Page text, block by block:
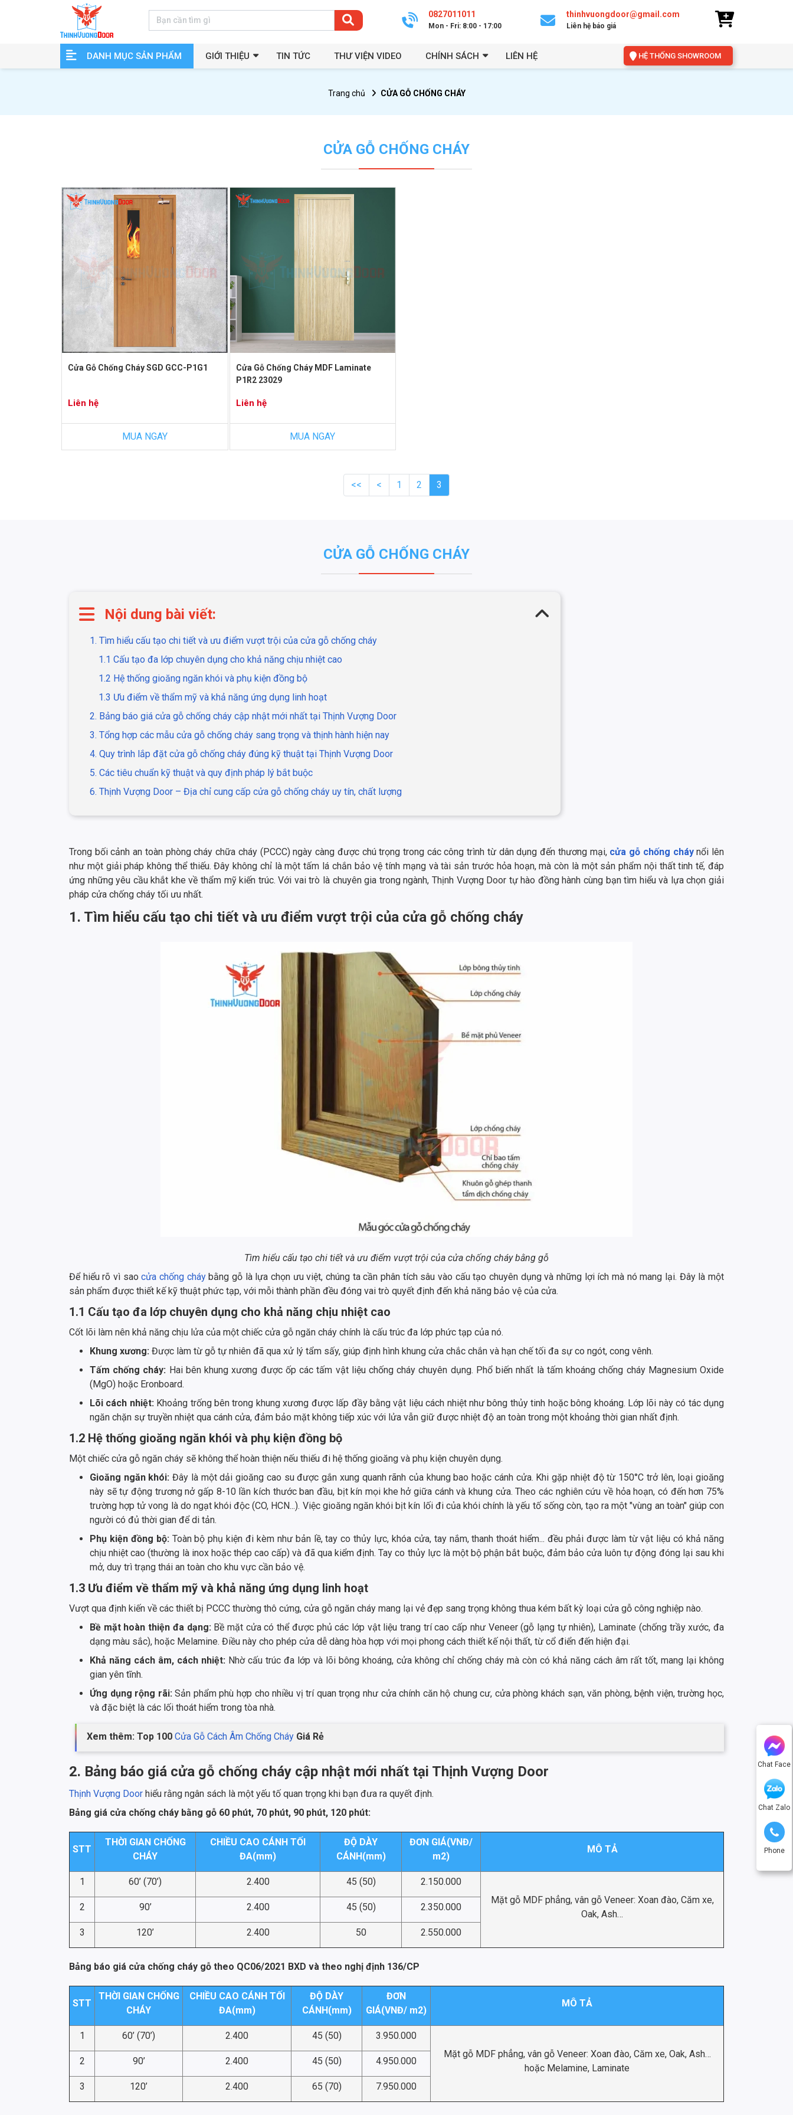
0827011011
Mon - Fri: 8:00 - 17:00
thinhvuongdoor@gmail.com
Liên hệ báo giá
DANH MỤC SẢN PHẨM GIỚI THIỆU TIN TỨC THƯ VIỆN VIDEO CHÍNH SÁCH LIÊN HỆ HỆ THỐNG SHOWROOM
Chat Face
Chat Zalo
Phone
Trang chủ CỬA GỖ CHỐNG CHÁY
CỬA GỖ CHỐNG CHÁY
Cửa Gỗ Chống Cháy SGD GCC-P1G1
Liên hệ
MUA NGAY
Cửa Gỗ Chống Cháy MDF Laminate
P1R2 23029
Liên hệ
MUA NGAY
<< < 1 2 3
CỬA GỖ CHỐNG CHÁY
Nội dung bài viết:
1. Tìm hiểu cấu tạo chi tiết và ưu điểm vượt trội của cửa gỗ chống cháy
1.1 Cấu tạo đa lớp chuyên dụng cho khả năng chịu nhiệt cao
1.2 Hệ thống gioăng ngăn khói và phụ kiện đồng bộ
1.3 Ưu điểm về thẩm mỹ và khả năng ứng dụng linh hoạt
2. Bảng báo giá cửa gỗ chống cháy cập nhật mới nhất tại Thịnh Vượng Door
3. Tổng hợp các mẫu cửa gỗ chống cháy sang trọng và thịnh hành hiện nay
4. Quy trình lắp đặt cửa gỗ chống cháy đúng kỹ thuật tại Thịnh Vượng Door
5. Các tiêu chuẩn kỹ thuật và quy định pháp lý bắt buộc
6. Thịnh Vượng Door – Địa chỉ cung cấp cửa gỗ chống cháy uy tín, chất lượng
Trong bối cảnh an toàn phòng cháy chữa cháy (PCCC) ngày càng được chú trọng trong các công trình từ dân dụng đến thương mại, cửa gỗ chống cháynổi lên
như một giải pháp không thể thiếu. Đây không chỉ là một tấm lá chắn bảo vệ tính mạng và tài sản trước hỏa hoạn, mà còn là một sản phẩm nội thất tinh tế, đáp
ứng những yêu cầu khắt khe về thẩm mỹ kiến trúc. Với vai trò là chuyên gia trong ngành, Thịnh Vượng Door tự hào đồng hành cùng bạn tìm hiểu và lựa chọn giải
pháp cửa chống cháy tối ưu nhất.
1. Tìm hiểu cấu tạo chi tiết và ưu điểm vượt trội của cửa gỗ chống cháy
Tìm hiểu cấu tạo chi tiết và ưu điểm vượt trội của cửa chống cháy bằng gỗ
Để hiểu rõ vì saocửa chống cháybằng gỗ là lựa chọn ưu việt, chúng ta cần phân tích sâu vào cấu tạo chuyên dụng và những lợi ích mà nó mang lại. Đây là một
sản phẩm được thiết kế kỹ thuật phức tạp, với mỗi thành phần đều đóng vai trò quyết định đến khả năng bảo vệ của cửa.
1.1 Cấu tạo đa lớp chuyên dụng cho khả năng chịu nhiệt cao
Cốt lõi làm nên khả năng chịu lửa của một chiếc cửa gỗ ngăn cháy chính là cấu trúc đa lớp phức tạp của nó.
Khung xương: Được làm từ gỗ tự nhiên đã qua xử lý tẩm sấy, giúp định hình khung cửa chắc chắn và hạn chế tối đa sự co ngót, cong vênh.
Tấm chống cháy: Hai bên khung xương được ốp các tấm vật liệu chống cháy chuyên dụng. Phổ biến nhất là tấm khoáng chống cháy Magnesium Oxide
(MgO) hoặc Eronboard.
Lõi cách nhiệt: Khoảng trống bên trong khung xương được lấp đầy bằng vật liệu cách nhiệt như bông thủy tinh hoặc bông khoáng. Lớp lõi này có tác dụng
ngăn chặn sự truyền nhiệt qua cánh cửa, đảm bảo mặt không tiếp xúc với lửa vẫn giữ được nhiệt độ an toàn trong một khoảng thời gian nhất định.
1.2 Hệ thống gioăng ngăn khói và phụ kiện đồng bộ
Một chiếc cửa gỗ ngăn cháy sẽ không thể hoàn thiện nếu thiếu đi hệ thống gioăng và phụ kiện chuyên dụng.
Gioăng ngăn khói:Đây là một dải gioăng cao su được gắn xung quanh rãnh của khung bao hoặc cánh cửa. Khi gặp nhiệt độ từ 150°C trở lên, loại gioăng
này sẽ tự động trương nở gấp 8-10 lần kích thước ban đầu, bịt kín mọi khe hở giữa cánh và khung cửa. Theo các nghiên cứu về hỏa hoạn, có đến hơn 75%
trường hợp tử vong là do ngạt khói độc (CO, HCN...). Việc gioăng ngăn khói bịt kín lối đi của khói chính là yếu tố sống còn, tạo ra một "vùng an toàn" giúp con
người có đủ thời gian để di tản.
Phụ kiện đồng bộ:Toàn bộ phụ kiện đi kèm như bản lề, tay co thủy lực, khóa cửa, tay nắm, thanh thoát hiểm... đều phải được làm từ vật liệu có khả năng
chịu nhiệt cao (thường là inox hoặc thép cao cấp) và đã qua kiểm định. Tay co thủy lực là một bộ phận bắt buộc, đảm bảo cửa luôn tự động đóng lại sau khi
mở, duy trì trạng thái an toàn cho khu vực cần bảo vệ.
1.3 Ưu điểm về thẩm mỹ và khả năng ứng dụng linh hoạt
Vượt qua định kiến về các thiết bị PCCC thường thô cứng, cửa gỗ ngăn cháy mang lại vẻ đẹp sang trọng không thua kém bất kỳ loại cửa gỗ công nghiệp nào.
Bề mặt hoàn thiện đa dạng: Bề mặt cửa có thể được phủ các lớp vật liệu trang trí cao cấp như Veneer (gỗ lạng tự nhiên), Laminate (chống trầy xước, đa
dạng màu sắc), hoặc Melamine. Điều này cho phép cửa dễ dàng hòa hợp với mọi phong cách thiết kế nội thất, từ cổ điển đến hiện đại.
Khả năng cách âm, cách nhiệt: Nhờ cấu trúc đa lớp và lõi bông khoáng, cửa không chỉ chống cháy mà còn có khả năng cách âm rất tốt, mang lại không
gian yên tĩnh.
Ứng dụng rộng rãi:Sản phẩm phù hợp cho nhiều vị trí quan trọng như cửa chính căn hộ chung cư, cửa phòng khách sạn, văn phòng, bệnh viện, trường học,
và đặc biệt là các lối thoát hiểm trong tòa nhà.
Xem thêm: Top 100 Cửa Gỗ Cách Âm Chống Cháy Giá Rẻ
2. Bảng báo giá cửa gỗ chống cháy cập nhật mới nhất tại Thịnh Vượng Door
Thịnh Vượng Door hiểu rằng ngân sách là một yếu tố quan trọng khi bạn đưa ra quyết định.
Bảng giá cửa chống cháy bằng gỗ 60 phút, 70 phút, 90 phút, 120 phút:
STT
THỜI GIAN CHỐNG
CHÁY
CHIỀU CAO CÁNH TỐI
ĐA(mm)
ĐỘ DÀY
CÁNH(mm)
ĐƠN GIÁ(VNĐ/
m2)
MÔ TẢ
1 60’ (70’) 2.400 45 (50)
2.150.000
Mặt gỗ MDF phẳng, vân gỗ Veneer: Xoan đào, Căm xe,
Oak, Ash…
2 90’ 2.400 45 (50) 2.350.000
3 120’ 2.400 50 2.550.000
Bảng báo giá cửa chống cháy gỗ theo QC06/2021 BXD và theo nghị định 136/CP
STT
THỜI GIAN CHỐNG
CHÁY
CHIỀU CAO CÁNH TỐI
ĐA(mm)
ĐỘ DÀY
CÁNH(mm)
ĐƠN
GIÁ(VNĐ/ m2)
MÔ TẢ
1 60’ (70’) 2.400 45 (50)
3.950.000
Mặt gỗ MDF phẳng, vân gỗ Veneer: Xoan đào, Căm xe, Oak, Ash…
hoặc Melamine, Laminate
2 90’ 2.400 45 (50) 4.950.000
3 120’ 2.400 65 (70) 7.950.000